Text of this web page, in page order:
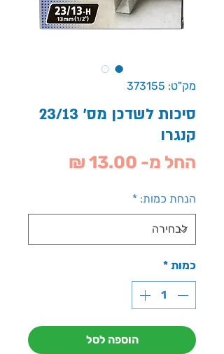
מק"ט: 373155
סיכות לשדכן מס' 23/13
קנגרו
החל מ- 13.00 ₪
הנחת כמות: *
כמות *
הוספה לסל